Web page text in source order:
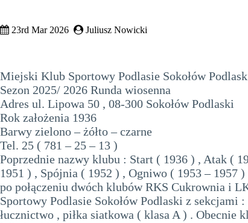
23rd Mar 2026 Juliusz Nowicki
Miejski Klub Sportowy Podlasie Sokołów
Sezon 2025/ 2026 Runda wiosenna
Adres ul. Lipowa 50 , 08-300 Sokołów Podlaski
Rok założenia 1936
Barwy zielono – żółto – czarne
Tel. 25 ( 781 – 25 – 13 )
Poprzednie nazwy klubu : Start ( 1936 ) , Atak (
1951 ) , Spójnia ( 1952 ) , Ogniwo ( 1953 – 1957
po połączeniu dwóch klubów RKS Cukrownia i
Sportowy Podlasie Sokołów Podlaski z
łucznictwo , piłka siatkowa ( klasa A ) . Obecnie